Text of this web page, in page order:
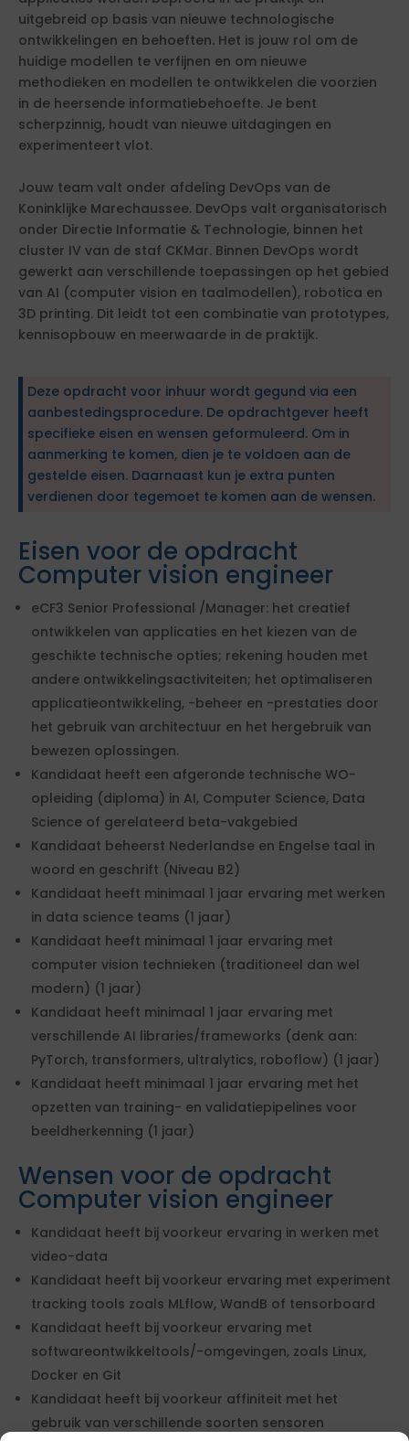
uitgebreid op basis van nieuwe technologische
ontwikkelingen en behoeften. Het is jouw rol om de
huidige modellen te verfijnen en om nieuwe
methodieken en modellen te ontwikkelen die voorzien
in de heersende informatiebehoefte. Je bent
scherpzinnig, houdt van nieuwe uitdagingen en
experimenteert vlot.
Jouw team valt onder afdeling DevOps van de
Koninklijke Marechaussee. DevOps valt organisatorisch
onder Directie Informatie & Technologie, binnen het
cluster IV van de staf CKMar. Binnen DevOps wordt
gewerkt aan verschillende toepassingen op het gebied
van AI (computer vision en taalmodellen), robotica en
3D printing. Dit leidt tot een combinatie van prototypes,
kennisopbouw en meerwaarde in de praktijk.
Deze opdracht voor inhuur wordt gegund via een
aanbestedingsprocedure. De opdrachtgever heeft
specifieke eisen en wensen geformuleerd. Om in
aanmerking te komen, dien je te voldoen aan de
gestelde eisen. Daarnaast kun je extra punten
verdienen door tegemoet te komen aan de wensen.
Eisen voor de opdracht
Computer vision engineer
eCF3 Senior Professional /Manager: het creatief
ontwikkelen van applicaties en het kiezen van de
geschikte technische opties; rekening houden met
andere ontwikkelingsactiviteiten; het optimaliseren
applicatieontwikkeling, -beheer en -prestaties door
het gebruik van architectuur en het hergebruik van
bewezen oplossingen.
Kandidaat heeft een afgeronde technische WO-
opleiding (diploma) in AI, Computer Science, Data
Science of gerelateerd beta-vakgebied
Kandidaat beheerst Nederlandse en Engelse taal in
woord en geschrift (Niveau B2)
Kandidaat heeft minimaal 1 jaar ervaring met werken
in data science teams (1 jaar)
Kandidaat heeft minimaal 1 jaar ervaring met
computer vision technieken (traditioneel dan wel
modern) (1 jaar)
Kandidaat heeft minimaal 1 jaar ervaring met
verschillende AI libraries/frameworks (denk aan:
PyTorch, transformers, ultralytics, roboflow) (1 jaar)
Kandidaat heeft minimaal 1 jaar ervaring met het
opzetten van training- en validatiepipelines voor
beeldherkenning (1 jaar)
Wensen voor de opdracht
Computer vision engineer
Kandidaat heeft bij voorkeur ervaring in werken met
video-data
Kandidaat heeft bij voorkeur ervaring met experiment
tracking tools zoals MLflow, WandB of tensorboard
Kandidaat heeft bij voorkeur ervaring met
softwareontwikkeltools/-omgevingen, zoals Linux,
Docker en Git
Kandidaat heeft bij voorkeur affiniteit met het
gebruik van verschillende soorten sensoren